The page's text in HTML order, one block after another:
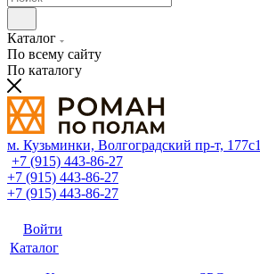
Каталог
По всему сайту
По каталогу
м. Кузьминки, Волгоградский пр‑т, 177с1
+7 (915) 443-86-27
+7 (915) 443-86-27
+7 (915) 443-86-27
Войти
Каталог